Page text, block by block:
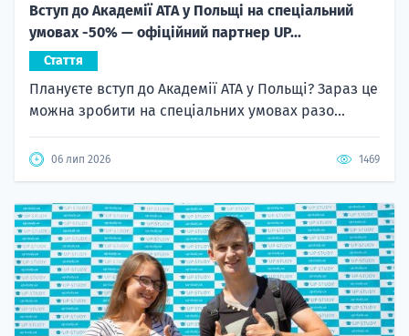
Вступ до Академії ATA у Польщі на спеціальний
умовах -50% — офіційний партнер UP...
Стаття
Плануєте вступ до Академії ATA у Польщі? Зараз це
можна зробити на спеціальних умовах разо...
06 лип 2026 1469